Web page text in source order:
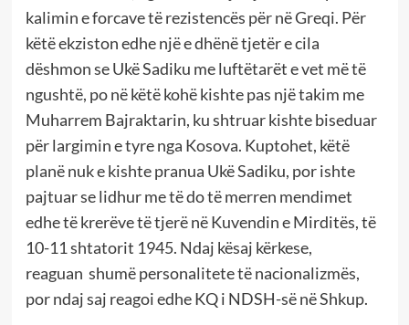
kalimin e forcave të rezistencës për në Greqi. Për
këtë ekziston edhe një e dhënë tjetër e cila
dëshmon se Ukë Sadiku me luftëtarët e vet më të
ngushtë, po në këtë kohë kishte pas një takim me
Muharrem Bajraktarin, ku shtruar kishte biseduar
për largimin e tyre nga Kosova. Kuptohet, këtë
planë nuk e kishte pranua Ukë Sadiku, por ishte
pajtuar se lidhur me të do të merren mendimet
edhe të krerëve të tjerë në Kuvendin e Mirditës, të
10-11 shtatorit 1945. Ndaj kësaj kërkese,
reaguan shumë personalitete të nacionalizmës,
por ndaj saj reagoi edhe KQ i NDSH-së në Shkup.